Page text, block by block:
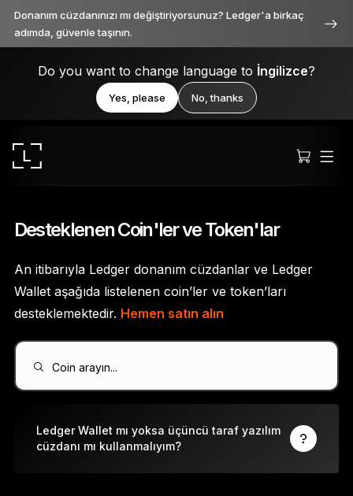
Donanım cüzdanınızı mı değiştiriyorsunuz? Ledger'a birkaç
adımda, güvenle taşının.
Do you want to change language to İngilizce?
Yes, please No, thanks
Yeni standart
Ledger NanoGen5
Sizin kadar benzersiz
Desteklenen Coin'ler ve Token'lar
An itibarıyla Ledger donanım cüzdanlar ve Ledger
Wallet aşağıda listelenen coin’ler ve token’ları
desteklemektedir. Hemen satın alın
Coin arayın...
Ledger Wallet mı yoksa üçüncü taraf yazılım
cüzdanı mı kullanmalıyım?